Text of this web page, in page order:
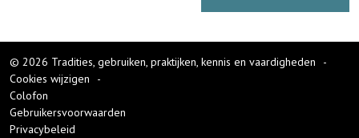
© 2026 Tradities, gebruiken, praktijken, kennis en vaardigheden
-
Cookies wijzigen
-
Colofon
Gebruikersvoorwaarden
Privacybeleid